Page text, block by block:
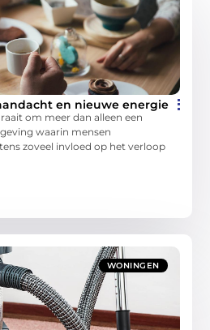
en nieuwe energie
om meer dan alleen een
waarin mensen
zoveel invloed op het verloop
WONINGEN